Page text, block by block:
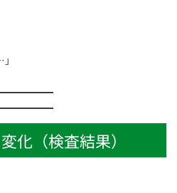
化（検査結果）